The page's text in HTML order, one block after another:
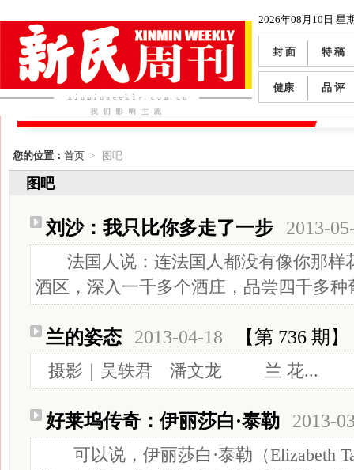
2026年08月10日 星
封 面 特 稿
健康 品 评
您的位置： 首页 > 图吧
图吧
刘沙：我只比你多走了一步 2013-
法国人说：连法国人都没有像你那样
酒区，深入一千多个酒庄，品尝四千多种
兰的姿态 2013-04-18 【第 736 期】
摄影｜吴轶君 潘文龙 兰 花...
好莱坞传奇：伊丽莎白·泰勒 2013-
可以说，伊丽莎白·泰勒（Elizabeth